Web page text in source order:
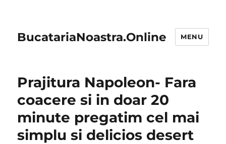
BucatariaNoastra.Online MENU
Prajitura Napoleon- Fara
coacere si in doar 20
minute pregatim cel mai
simplu si delicios desert